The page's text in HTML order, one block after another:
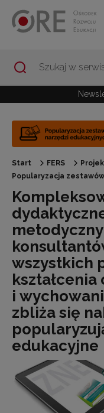
Start FERS
Popularyzacja
wszystkich
i
zbliża się
edukacyjne